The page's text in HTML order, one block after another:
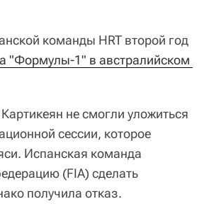
команды HRT второй год
"Формулы-1" в австралийском
не смогли уложиться
сессии, которое
Испанская команда
(FIA) сделать
получила отказ.